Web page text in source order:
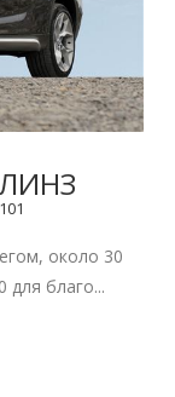
около 30
для благо...